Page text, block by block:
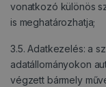
vonatkozó különös
is meghatározhatja;
3.5. Adatkezelés: a
adatállományokon
végzett bármely